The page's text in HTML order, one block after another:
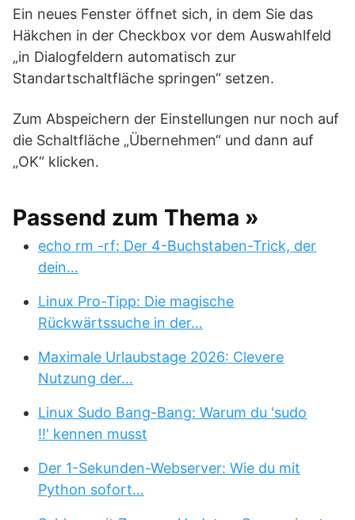
Ein neues Fenster öffnet sich, in dem Sie das
Häkchen in der Checkbox vor dem Auswahlfeld
„in Dialogfeldern automatisch zur
Standartschaltfläche springen“ setzen.
Zum Abspeichern der Einstellungen nur noch auf
die Schaltfläche „Übernehmen“ und dann auf
„OK“ klicken.
Passend zum Thema »
echo rm -rf: Der 4-Buchstaben-Trick, der
dein…
Linux Pro-Tipp: Die magische
Rückwärtssuche in der…
Maximale Urlaubstage 2026: Clevere
Nutzung der…
Linux Sudo Bang-Bang: Warum du 'sudo
!!' kennen musst
Der 1-Sekunden-Webserver: Wie du mit
Python sofort…